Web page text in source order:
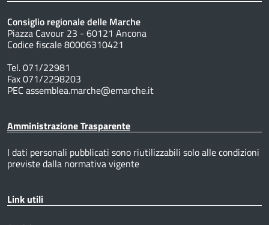
Consiglio regionale delle Marche
Piazza Cavour 23 - 60121 Ancona
Codice fiscale 80006310421
Tel. 071/22981
Fax 071/2298203
PEC assemblea.marche@emarche.it
Amministrazione Trasparente
I dati personali pubblicati sono riutilizzabili solo alle condizioni
previste dalla normativa vigente
Link utili